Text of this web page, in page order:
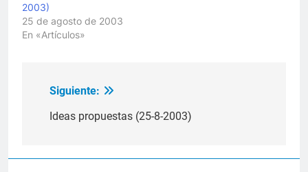
2003)
25 de agosto de 2003
En «Artículos»
Navegación
de
Siguiente:
Ideas propuestas (25-8-2003)